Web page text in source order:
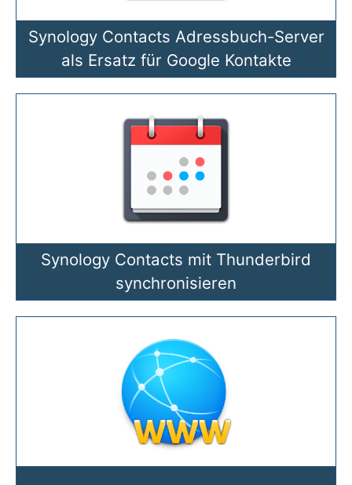
Synology Contacts Adressbuch-Server
als Ersatz für Google Kontakte
Synology Contacts mit Thunderbird
synchronisieren